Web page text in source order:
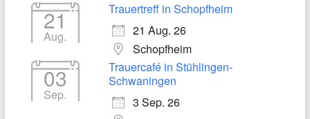
21
Aug.
Trauertreff in Schopfheim
21 Aug. 26
Schopfheim
03
Sep.
Trauercafé in Stühlingen-
Schwaningen
3 Sep. 26